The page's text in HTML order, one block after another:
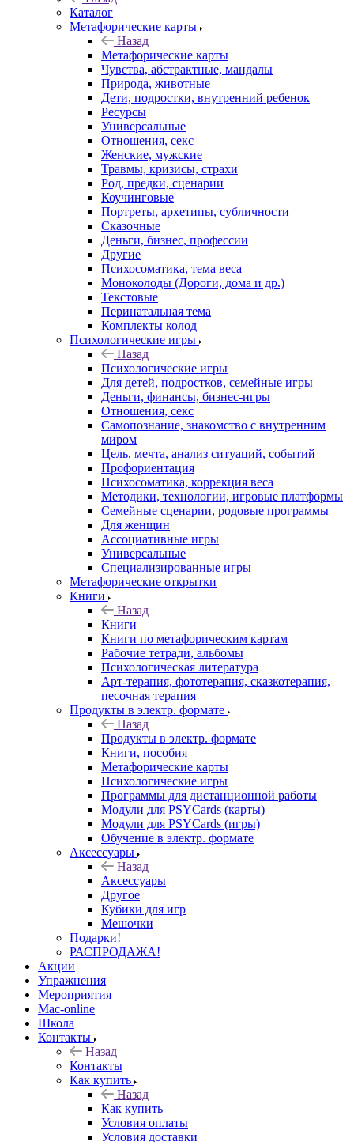
Каталог
Mетафорические карты
Назад
Mетафорические карты
Чувства, абстрактные, мандалы
Природа, животные
Дети, подростки, внутренний ребенок
Ресурсы
Универсальные
Отношения, секс
Женские, мужские
Травмы, кризисы, страхи
Род, предки, сценарии
Коучинговые
Портреты, архетипы, субличности
Сказочные
Деньги, бизнес, профессии
Другие
Психосоматика, тема веса
Моноколоды (Дороги, дома и др.)
Текстовые
Перинатальная тема
Комплекты колод
Психологические игры
Назад
Психологические игры
Для детей, подростков, семейные игры
Деньги, финансы, бизнес-игры
Отношения, секс
Самопознание, знакомство с внутренним
миром
Цель, мечта, анализ ситуаций, событий
Профориентация
Психосоматика, коррекция веса
Методики, технологии, игровые платформы
Семейные сценарии, родовые программы
Для женщин
Ассоциативные игры
Универсальные
Специализированные игры
Метафорические открытки
Книги
Назад
Книги
Книги по метафорическим картам
Рабочие тетради, альбомы
Психологическая литература
Арт-терапия, фототерапия, сказкотерапия,
песочная терапия
Продукты в электр. формате
Назад
Продукты в электр. формате
Книги, пособия
Метафорические карты
Психологические игры
Программы для дистанционной работы
Модули для PSYCards (карты)
Модули для PSYCards (игры)
Обучение в электр. формате
Аксессуары
Назад
Аксессуары
Другое
Кубики для игр
Мешочки
Подарки!
РАСПРОДАЖА!
Акции
Упражнения
Мероприятия
Mac-online
Школа
Контакты
Назад
Контакты
Как купить
Назад
Как купить
Условия оплаты
Условия доставки